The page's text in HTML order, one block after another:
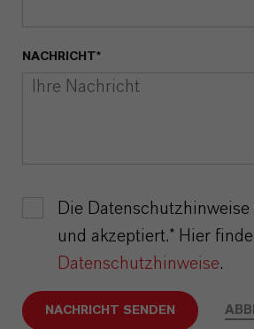
NACHRICHT*
Die
und akzeptiert.* Hier
Datenschutzhinweise.
NACHRICHT SENDEN